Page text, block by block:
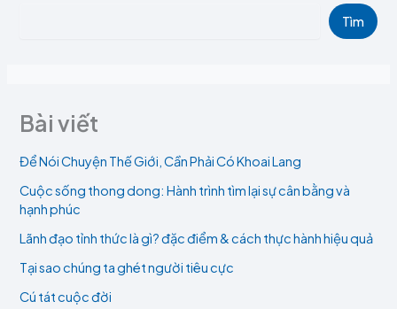
Tìm
Bài viết
Để Nói Chuyện Thế Giới, Cần Phải Có Khoai Lang
Cuộc sống thong dong: Hành trình tìm lại sự cân bằng và
hạnh phúc
Lãnh đạo tỉnh thức là gì? đặc điểm & cách thực hành hiệu quả
Tại sao chúng ta ghét người tiêu cực
Cú tát cuộc đời